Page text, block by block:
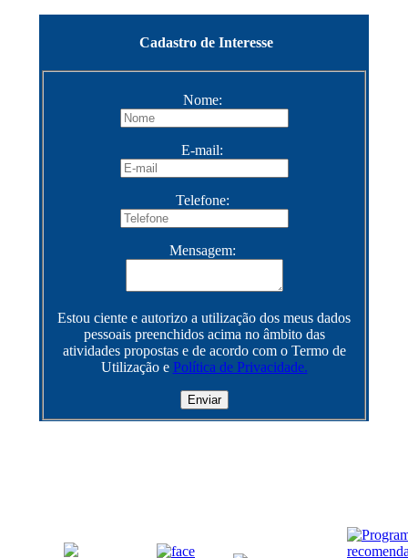
Cadastro de Interesse
Nome:
E-mail:
Telefone:
Mensagem:
Estou ciente e autorizo a utilização dos meus dados
pessoais preenchidos acima no âmbito das
atividades propostas e de acordo com o Termo de
Utilização e Política de Privacidade.